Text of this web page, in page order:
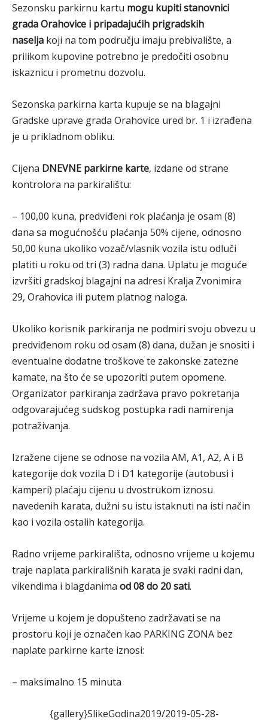
Sezonsku parkirnu kartu mogu kupiti stanovnici
grada Orahovice i pripadajućih prigradskih
naselja koji na tom području imaju prebivalište, a
prilikom kupovine potrebno je predočiti osobnu
iskaznicu i prometnu dozvolu.
Sezonska parkirna karta kupuje se na blagajni
Gradske uprave grada Orahovice ured br. 1 i izrađena
je u prikladnom obliku.
Cijena DNEVNE parkirne karte, izdane od strane
kontrolora na parkiralištu:
– 100,00 kuna, predviđeni rok plaćanja je osam (8)
dana sa mogućnošću plaćanja 50% cijene, odnosno
50,00 kuna ukoliko vozač/vlasnik vozila istu odluči
platiti u roku od tri (3) radna dana. Uplatu je moguće
izvršiti gradskoj blagajni na adresi Kralja Zvonimira
29, Orahovica ili putem platnog naloga.
Ukoliko korisnik parkiranja ne podmiri svoju obvezu u
predviđenom roku od osam (8) dana, dužan je snositi i
eventualne dodatne troškove te zakonske zatezne
kamate, na što će se upozoriti putem opomene.
Organizator parkiranja zadržava pravo pokretanja
odgovarajućeg sudskog postupka radi namirenja
potraživanja.
Izražene cijene se odnose na vozila AM, A1, A2, A i B
kategorije dok vozila D i D1 kategorije (autobusi i
kamperi) plaćaju cijenu u dvostrukom iznosu
navedenih karata, dužni su istu istaknuti na isti način
kao i vozila ostalih kategorija.
Radno vrijeme parkirališta, odnosno vrijeme u kojemu
traje naplata parkirališnih karata je svaki radni dan,
vikendima i blagdanima od 08 do 20 sati.
Vrijeme u kojem je dopušteno zadržavati se na
prostoru koji je označen kao PARKING ZONA bez
naplate parkirne karte iznosi:
– maksimalno 15 minuta
{gallery}SlikeGodina2019/2019-05-28-